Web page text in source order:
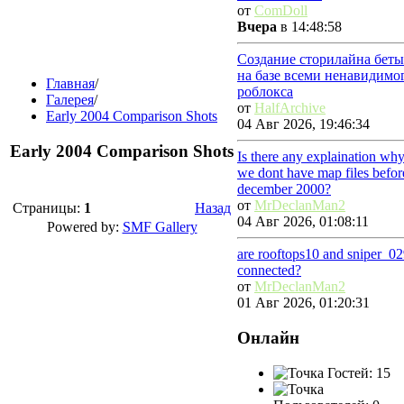
Главная/
Галерея/
Early 2004 Comparison Shots
Early 2004 Comparison Shots
Страницы: 1
Назад
Powered by: SMF Gallery
от ComDoll
Вчера в 14:48:58
Создание сторилайна беты
на базе всеми
роблокса
от HalfArchive
04 Авг 2026, 19:46:34
Is there any explaination why
we dont have map files
december 2000?
от MrDeclanMan2
04 Авг 2026, 01:08:11
are rooftops10 and
connected?
от MrDeclanMan2
01 Авг 2026, 01:20:31
Онлайн
Гостей: 15